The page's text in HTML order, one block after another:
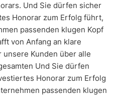
Und Sie dürfen sicher
Honorar zum Erfolg führt,
passenden klugen Kopf
von Anfang an klare
Kunden über alle
Und Sie dürfen
Honorar zum Erfolg
passenden klugen